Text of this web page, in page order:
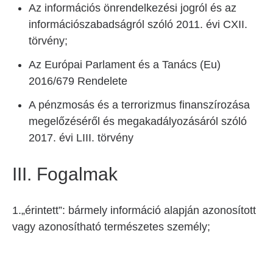
Az információs önrendelkezési jogról és az
információszabadságról szóló 2011. évi CXII.
törvény;
Az Európai Parlament és a Tanács (Eu)
2016/679 Rendelete
A pénzmosás és a terrorizmus finanszírozása
megelőzéséről és megakadályozásáról szóló
2017. évi LIII. törvény
III. Fogalmak
1.„érintett”: bármely információ alapján azonosított
vagy azonosítható természetes személy;